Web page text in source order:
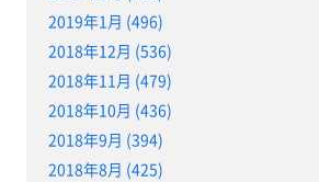
2019年1月 (496)
2018年12月 (536)
2018年11月 (479)
2018年10月 (436)
2018年9月 (394)
2018年8月 (425)